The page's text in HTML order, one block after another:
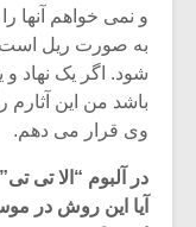
و نمی خواهم آنها
به صورت ریل است
شود. اگر یک نهاد و
باشد من این آثارم
وی قرار می دهم.
در آلبوم “الا تی
آیا این روش در